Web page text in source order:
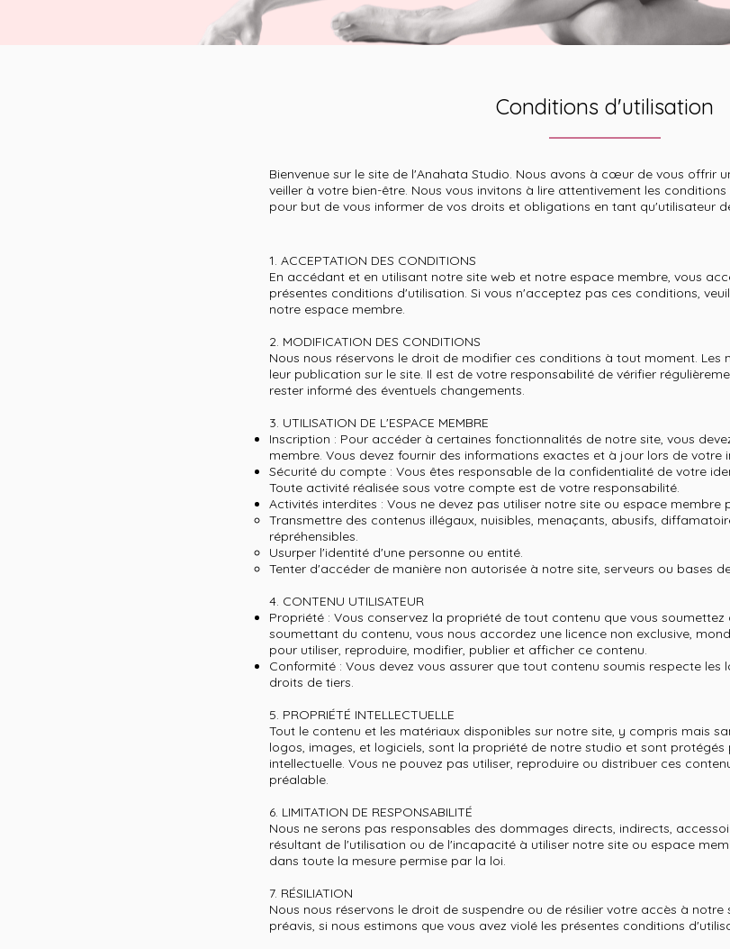
Conditions d'utilisation
Bienvenue sur le site de l'Anahata Studio. Nous avons à cœur de vous offrir
veiller à votre bien-être. Nous vous invitons à lire attentivement les
pour but de vous informer de vos droits et obligations en tant qu'utilisateur
1. ACCEPTATION DES CONDITIONS
En accédant et en utilisant notre site web et notre espace membre, vous
présentes conditions d'utilisation. Si vous n'acceptez pas ces conditions,
notre espace membre.
2. MODIFICATION DES CONDITIONS
Nous nous réservons le droit de modifier ces conditions à tout moment.
leur publication sur le site. Il est de votre responsabilité de vérifier
rester informé des éventuels changements.
3. UTILISATION DE L'ESPACE MEMBRE
Inscription : Pour accéder à certaines fonctionnalités de notre site, vous
membre. Vous devez fournir des informations exactes et à jour lors de votre
Sécurité du compte : Vous êtes responsable de la confidentialité de votre
Toute activité réalisée sous votre compte est de votre responsabilité.
Activités interdites : Vous ne devez pas utiliser notre site ou espace membre
Transmettre des contenus illégaux, nuisibles, menaçants, abusifs,
répréhensibles.
Usurper l'identité d'une personne ou entité.
Tenter d'accéder de manière non autorisée à notre site, serveurs ou bases
4. CONTENU UTILISATEUR
Propriété : Vous conservez la propriété de tout contenu que vous soumettez
soumettant du contenu, vous nous accordez une licence non exclusive,
pour utiliser, reproduire, modifier, publier et afficher ce contenu.
Conformité : Vous devez vous assurer que tout contenu soumis respecte les
droits de tiers.
5. PROPRIÉTÉ INTELLECTUELLE
Tout le contenu et les matériaux disponibles sur notre site, y compris mais
logos, images, et logiciels, sont la propriété de notre studio et sont
intellectuelle. Vous ne pouvez pas utiliser, reproduire ou distribuer ces
préalable.
6. LIMITATION DE RESPONSABILITÉ
Nous ne serons pas responsables des dommages directs, indirects,
résultant de l'utilisation ou de l'incapacité à utiliser notre site ou espace
dans toute la mesure permise par la loi.
7. RÉSILIATION
Nous nous réservons le droit de suspendre ou de résilier votre accès à
préavis, si nous estimons que vous avez violé les présentes conditions